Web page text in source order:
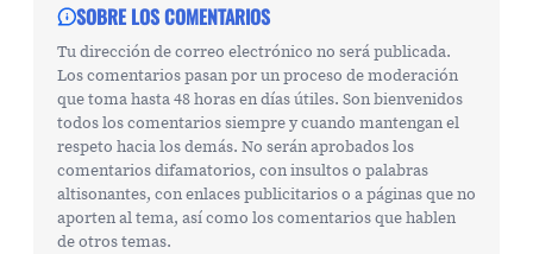
SOBRE LOS COMENTARIOS
Tu dirección de correo electrónico no será publicada.
Los comentarios pasan por un proceso de moderación
que toma hasta 48 horas en días útiles. Son bienvenidos
todos los comentarios siempre y cuando mantengan el
respeto hacia los demás. No serán aprobados los
comentarios difamatorios, con insultos o palabras
altisonantes, con enlaces publicitarios o a páginas que no
aporten al tema, así como los comentarios que hablen
de otros temas.